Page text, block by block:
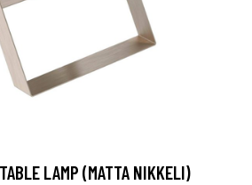
LAMP (MATTA NIKKELI)